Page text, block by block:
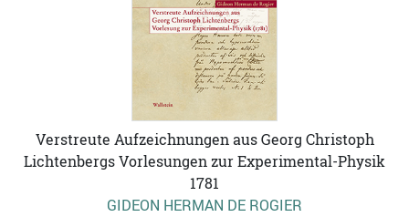
Verstreute Aufzeichnungen aus Georg Christoph
Lichtenbergs Vorlesungen zur Experimental-Physik
1781
GIDEON HERMAN DE ROGIER